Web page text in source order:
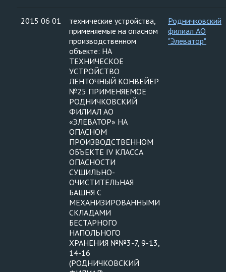
2015 06 01
технические устройства,
применяемые на опасном
производственном
объекте: НА
ТЕХНИЧЕСКОЕ
УСТРОЙСТВО
ЛЕНТОЧНЫЙ КОНВЕЙЕР
№25 ПРИМЕНЯЕМОЕ
РОДНИЧКОВСКИЙ
ФИЛИАЛ АО
«ЭЛЕВАТОР» НА
ОПАСНОМ
ПРОИЗВОДСТВЕННОМ
ОБЪЕКТЕ IV КЛАССА
ОПАСНОСТИ
СУШИЛЬНО-
ОЧИСТИТЕЛЬНАЯ
БАШНЯ С
МЕХАНИЗИРОВАННЫМИ
СКЛАДАМИ
БЕСТАРНОГО
НАПОЛЬНОГО
ХРАНЕНИЯ №№3-7, 9-13,
14-16
(РОДНИЧКОВСКИЙ
Родничковский
филиал АО
"Элеватор"